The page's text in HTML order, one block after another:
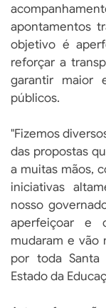
apontamentos
objetivo é
reforçar a
garantir maior
públicos.
"Fizemos
das propostas
a muitas mãos,
iniciativas
nosso
aperfeiçoar e
mudaram e vão
por toda Santa
Estado da